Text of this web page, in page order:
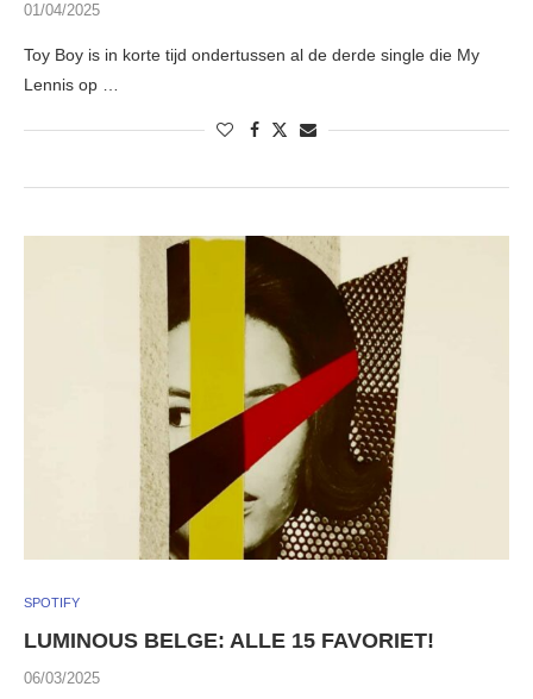
01/04/2025
Toy Boy is in korte tijd ondertussen al de derde single die My
Lennis op …
SPOTIFY
LUMINOUS BELGE: ALLE 15 FAVORIET!
06/03/2025